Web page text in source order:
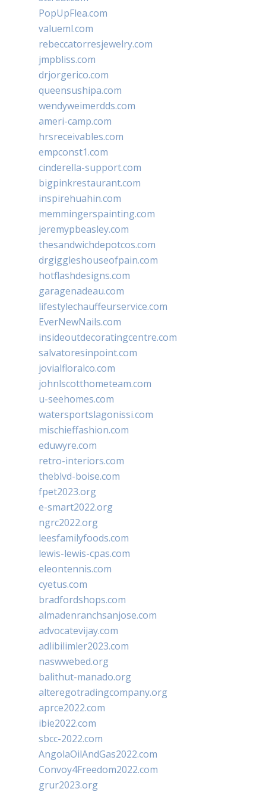
PopUpFlea.com
valueml.com
rebeccatorresjewelry.com
jmpbliss.com
drjorgerico.com
queensushipa.com
wendyweimerdds.com
ameri-camp.com
hrsreceivables.com
empconst1.com
cinderella-support.com
bigpinkrestaurant.com
inspirehuahin.com
memmingerspainting.com
jeremypbeasley.com
thesandwichdepotcos.com
drgiggleshouseofpain.com
hotflashdesigns.com
garagenadeau.com
lifestylechauffeurservice.com
EverNewNails.com
insideoutdecoratingcentre.com
salvatoresinpoint.com
jovialfloralco.com
johnlscotthometeam.com
u-seehomes.com
watersportslagonissi.com
mischieffashion.com
eduwyre.com
retro-interiors.com
theblvd-boise.com
fpet2023.org
e-smart2022.org
ngrc2022.org
leesfamilyfoods.com
lewis-lewis-cpas.com
eleontennis.com
cyetus.com
bradfordshops.com
almadenranchsanjose.com
advocatevijay.com
adlibilimler2023.com
naswwebed.org
balithut-manado.org
alteregotradingcompany.org
aprce2022.com
ibie2022.com
sbcc-2022.com
AngolaOilAndGas2022.com
Convoy4Freedom2022.com
grur2023.org